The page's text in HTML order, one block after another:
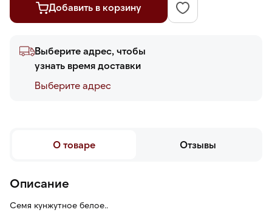
Добавить в корзину
Выберите адрес, чтобы
узнать время доставки
Выберите адреc
О товаре Отзывы
Описание
Семя кунжутное белое..